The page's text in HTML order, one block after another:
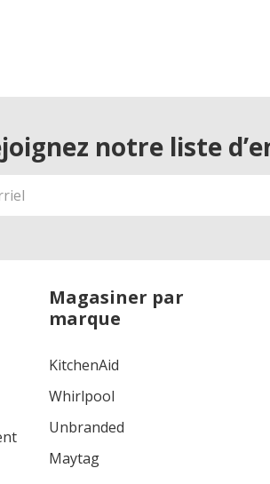
notre liste
Magasiner par
marque
KitchenAid
Whirlpool
Unbranded
Maytag